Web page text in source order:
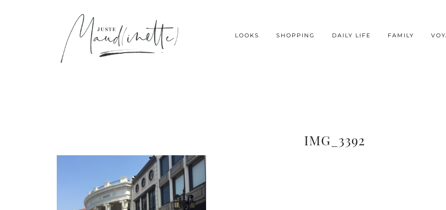
LOOKS SHOPPING DAILY LIFE FAMILY
IMG_3392